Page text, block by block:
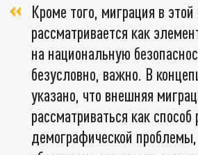
Кроме того, миграция в
рассматривается как
на национальную
безусловно, важно. В
указано, что внешняя
рассматриваться как
демографической проблемы,